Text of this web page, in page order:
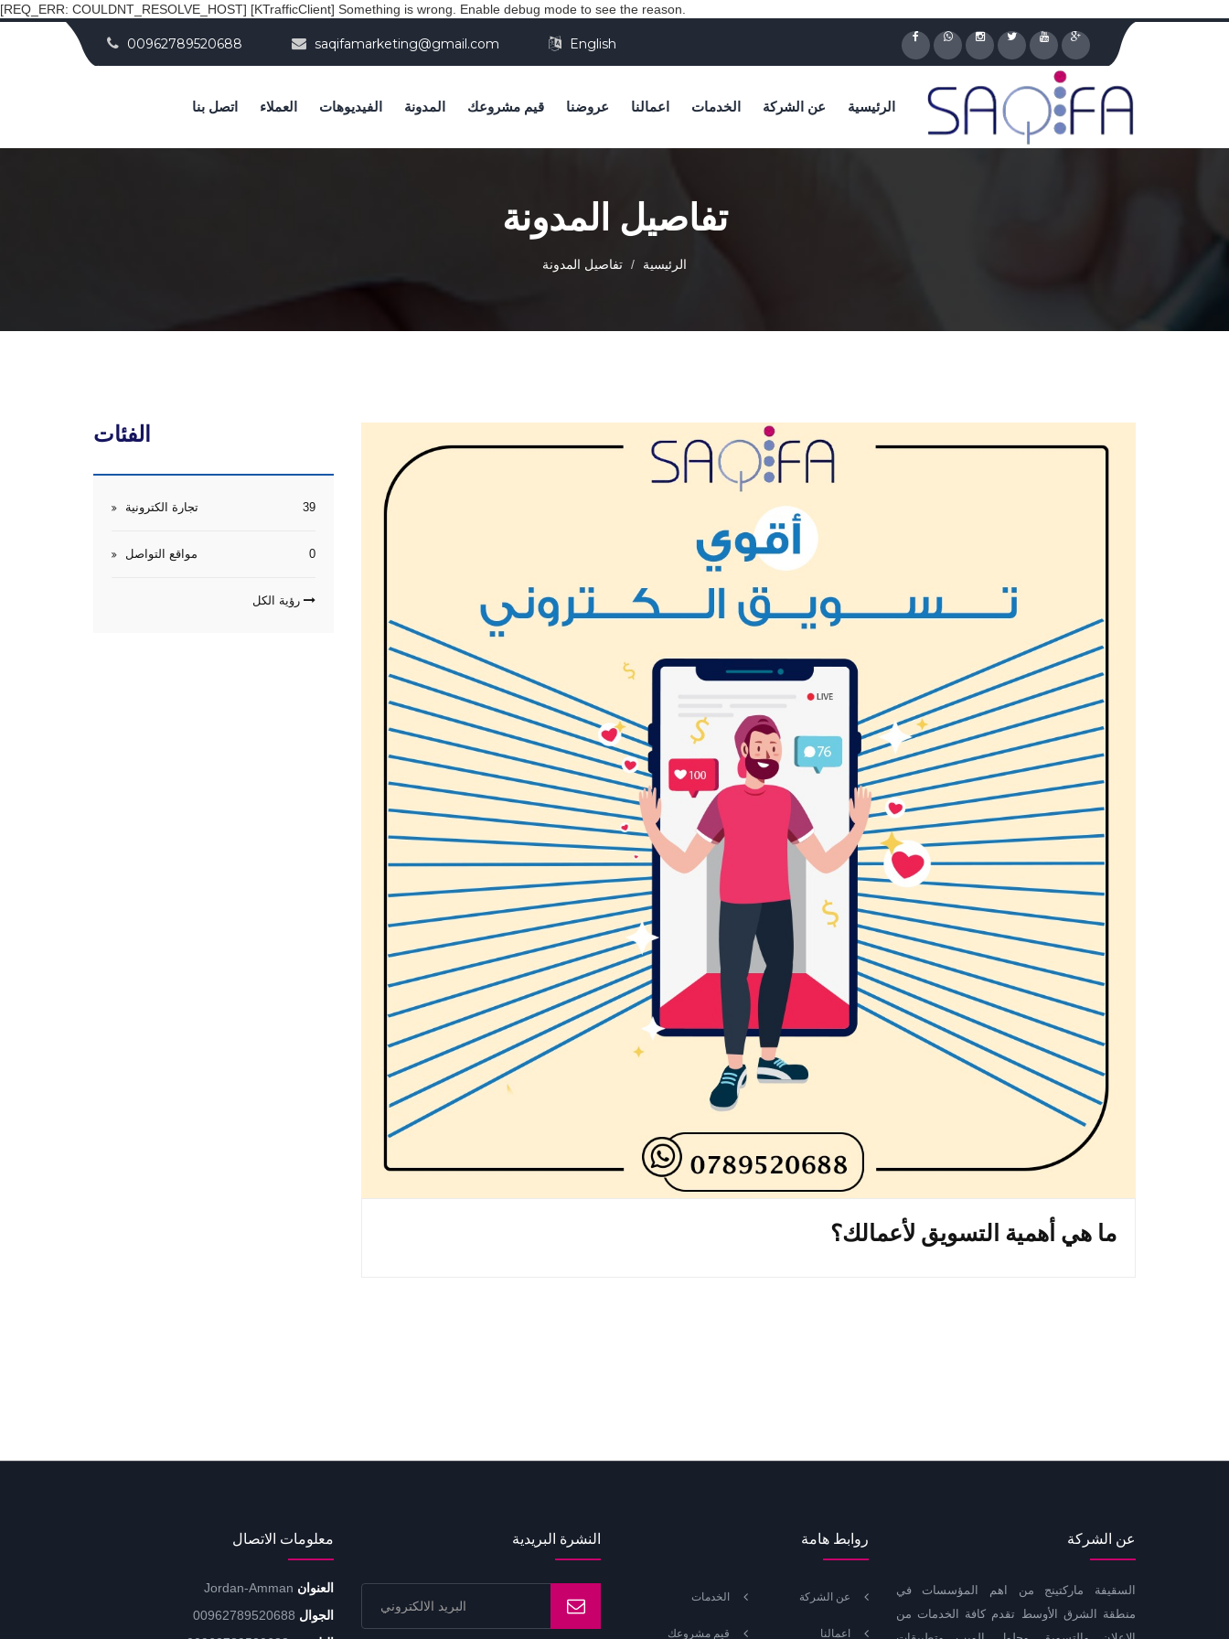
[REQ_ERR: COULDNT_RESOLVE_HOST] [KTrafficClient] Something is wrong. Enable debug mode to see the reason.
00962789520688 saqifamarketing@gmail.com English
الرئيسية عن الشركة الخدمات اعمالنا عروضنا قيم مشروعك المدونة الفيديوهات العملاء اتصل بنا
تفاصيل المدونة
الرئيسية تفاصيل المدونة
ما هي أهمية التسويق لأعمالك؟
الفئات
تجارة الكترونية 39
مواقع التواصل 0
رؤية الكل
عن الشركة
السقيفة ماركتينج من اهم المؤسسات في
منطقة الشرق الأوسط تقدم كافة الخدمات من
روابط هامة
عن الشركة الخدمات
اعمالنا قيم مشروعك
النشرة البريدية معلومات الاتصال
العنوان Jordan-Amman
الجوال 00962789520688